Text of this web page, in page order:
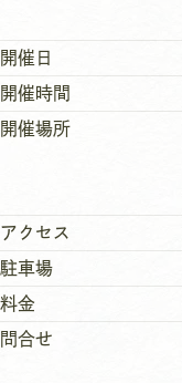
開催日
開催時間
開催場所
アクセス
駐車場
料金
問合せ